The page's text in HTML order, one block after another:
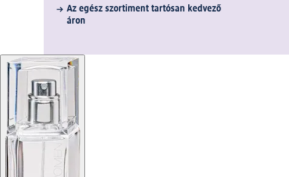
Az egész szortiment tartósan kedvező
áron